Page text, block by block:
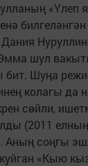
«Үлеп
шул
Шуңа
колагы да
сөйли,
(2011
Аның соңгы
«Кыю